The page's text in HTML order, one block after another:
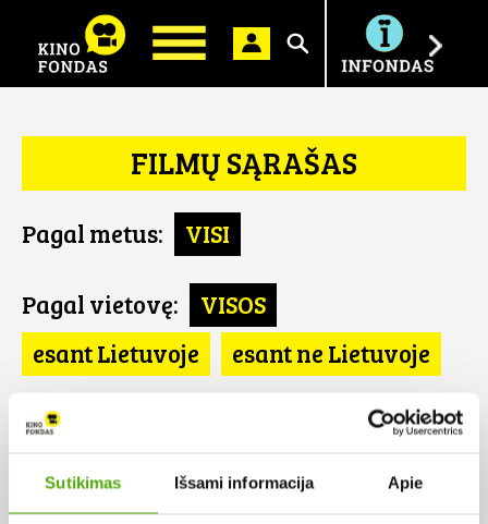
Sutikimas Išsami informacija Apie
Ieškoti
FILMŲ SĄRAŠAS
Pagal metus: VISI
Pagal vietovę:
VISOS
esant Lietuvoje
esant ne Lietuvoje
Pagal šalį:
Austrija